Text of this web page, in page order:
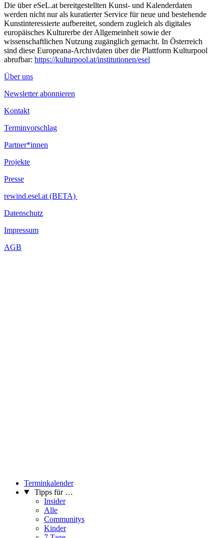
Die über eSeL.at bereitgestellten Kunst- und Kalenderdaten
werden nicht nur als kuratierter Service für neue und bestehende
Kunstinteressierte aufbereitet, sondern zugleich als digitales
europäisches Kulturerbe der Allgemeinheit sowie der
wissenschaftlichen Nutzung zugänglich gemacht. In Österreich
sind diese Europeana-Archivdaten über die Plattform Kulturpool
abrufbar: https://kulturpool.at/institutionen/esel
Über uns
Newsletter abonnieren
Kontakt
Terminvorschlag
Partner*innen
Projekte
Presse
rewind.esel.at (BETA)
Datenschutz
Impressum
AGB
Terminkalender
Tipps für …
Insider
Alle
Communitys
Kinder